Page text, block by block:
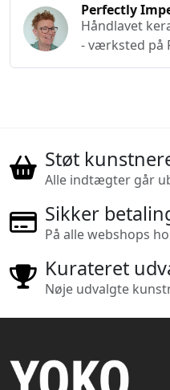
Perfectly
Håndlavet
- værksted på
Støt
Alle indtægter går
Sikker
På alle webshops
Kurateret
Nøje udvalgte